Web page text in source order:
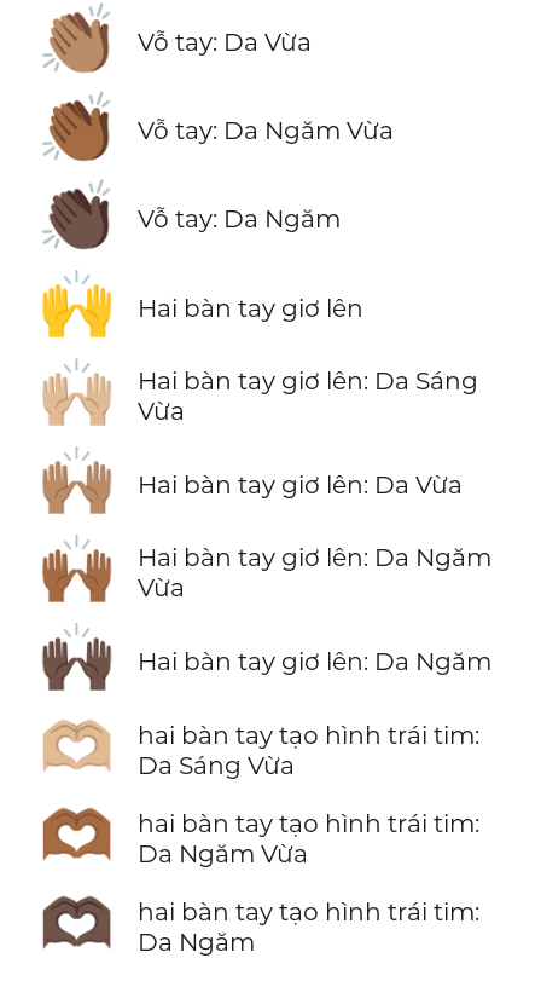
👏🏽 Vỗ tay: Da Vừa
👏🏾 Vỗ tay: Da Ngăm Vừa
👏🏿 Vỗ tay: Da Ngăm
🙌 Hai bàn tay giơ lên
🙌🏼
Hai bàn tay giơ lên: Da Sáng
Vừa
🙌🏽 Hai bàn tay giơ lên: Da Vừa
🙌🏾
Hai bàn tay giơ lên: Da Ngăm
Vừa
🙌🏿 Hai bàn tay giơ lên: Da Ngăm
🫶🏼
hai bàn tay tạo hình trái tim:
Da Sáng Vừa
🫶🏾
hai bàn tay tạo hình trái tim:
Da Ngăm Vừa
🫶🏿
hai bàn tay tạo hình trái tim:
Da Ngăm